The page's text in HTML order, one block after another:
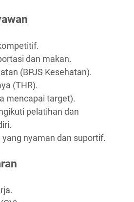
dan makan.
(BPJS Kesehatan).
(THR).
mencapai target).
pelatihan dan
nyaman dan suportif.